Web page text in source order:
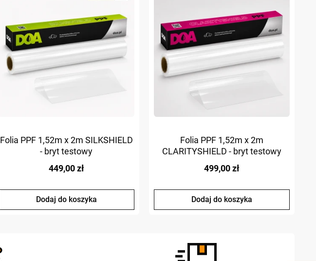
Folia PPF 1,52m x 2m SILKSHIELD
- bryt testowy
449,00 zł
Dodaj do koszyka
Folia PPF 1,52m x 2m
CLARITYSHIELD - bryt testowy
499,00 zł
Dodaj do koszyka